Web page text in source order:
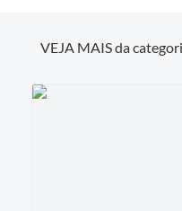
VEJA MAIS da